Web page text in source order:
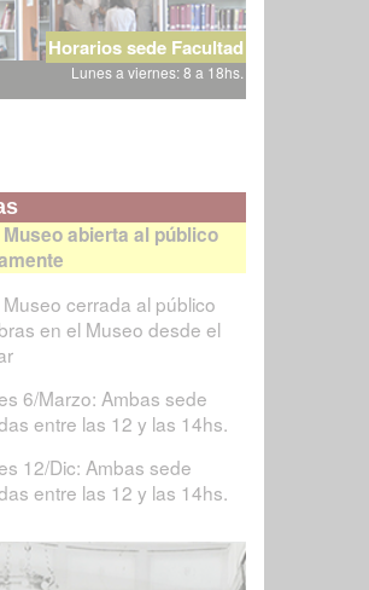
Horarios sede Facultad
Lunes a viernes: 8 a 18hs.
abierta al público
cerrada al público
en el Museo desde el
6/Marzo: Ambas sede
entre las 12 y las 14hs.
12/Dic: Ambas sede
entre las 12 y las 14hs.